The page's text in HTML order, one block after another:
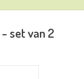
set van 2